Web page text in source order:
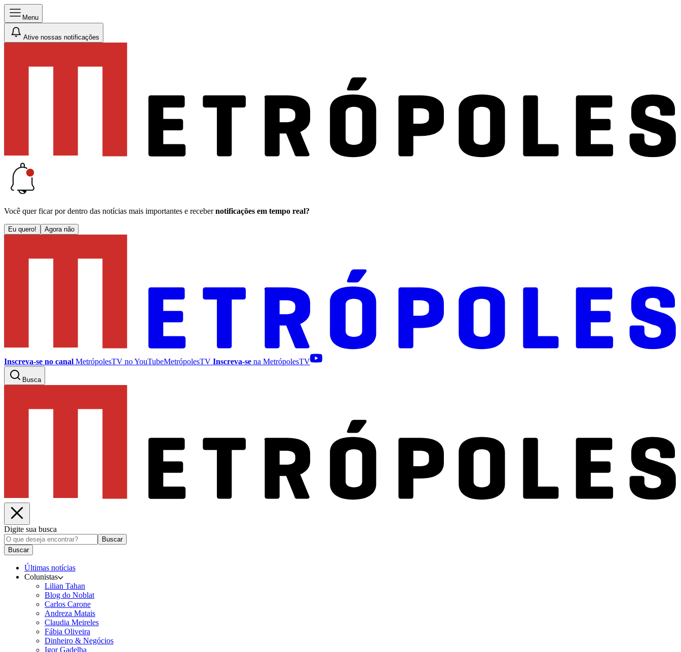
Menu
Ative nossas notificações
Você quer ficar por dentro das notícias mais importantes e receber notificações em tempo real?
Eu quero! Agora não
Inscreva-se no canal MetrópolesTV noYouTubeMetrópolesTV Inscreva-se na MetrópolesTV
Busca
Digite sua busca
Buscar
Buscar
Últimas notícias
Colunistas
Lilian Tahan
Blog do Noblat
Carlos Carone
Andreza Matais
Claudia Meireles
Fábia Oliveira
Dinheiro & Negócios
Igor Gadelha